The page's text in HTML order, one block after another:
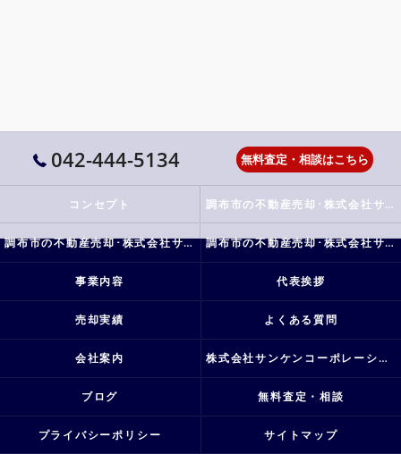
042-444-5134 無料査定・相談はこちら
コンセプト 調布市の不動産売却･株式会社サンケンコーポレーションの口コミ情報
調布市の不動産売却･株式会社サンケンコーポレーションの評判 調布市の不動産売却･株式会社サンケンコーポレーションのお客様の声
事業内容 代表挨拶
売却実績 よくある質問
会社案内 株式会社サンケンコーポレーション
ブログ 無料査定・相談
プライバシーポリシー サイトマップ